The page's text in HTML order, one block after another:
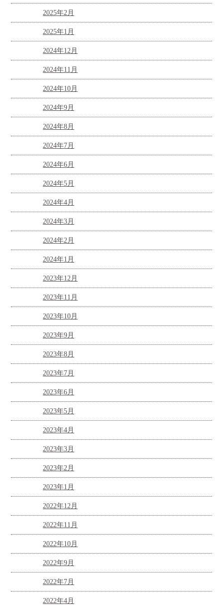
2025年2月
2025年1月
2024年12月
2024年11月
2024年10月
2024年9月
2024年8月
2024年7月
2024年6月
2024年5月
2024年4月
2024年3月
2024年2月
2024年1月
2023年12月
2023年11月
2023年10月
2023年9月
2023年8月
2023年7月
2023年6月
2023年5月
2023年4月
2023年3月
2023年2月
2023年1月
2022年12月
2022年11月
2022年10月
2022年9月
2022年7月
2022年4月